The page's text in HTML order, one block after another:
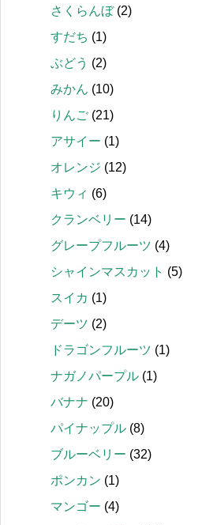
さくらんぼ(2)
すだち (1)
ぶどう (2)
みかん (10)
りんご (21)
アサイー (1)
オレンジ (12)
キウィ (6)
クランベリー (14)
グレープフルーツ (4)
シャインマスカット (5)
スイカ (1)
デーツ (2)
ドラゴンフルーツ (1)
ナガノパープル (1)
バナナ (20)
パイナップル (8)
ブルーベリー (32)
ポンカン (1)
マンゴー (4)